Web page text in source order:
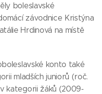
boleslavské
závodnice Kristýna
Hrdinová na místě
konto také
mladších juniorů (roč.
kategorii žáků (2009-